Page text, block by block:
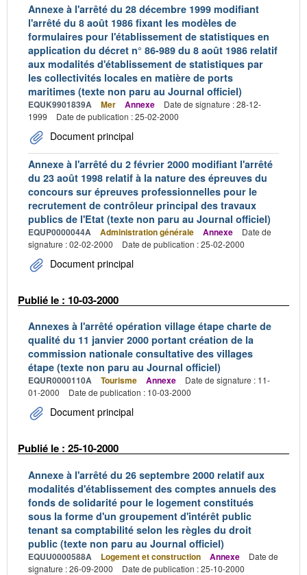
Annexe à l'arrêté du 28 décembre 1999 modifiant
l'arrêté du 8 août 1986 fixant les modèles de
formulaires pour l'établissement de statistiques en
application du décret n° 86-989 du 8 août 1986 relatif
aux modalités d'établissement de statistiques par
les collectivités locales en matière de ports
maritimes (texte non paru au Journal officiel)
EQUK9901839A Mer Annexe
Date de signature : 28-12-
1999
Date de publication : 25-02-2000
Document principal
Annexe à l'arrêté du 2 février 2000 modifiant l'arrêté
du 23 août 1998 relatif à la nature des épreuves du
concours sur épreuves professionnelles pour le
recrutement de contrôleur principal des travaux
publics de l'Etat (texte non paru au Journal officiel)
EQUP0000044A Administration générale Annexe
Date de
signature : 02-02-2000
Date de publication : 25-02-2000
Document principal
Publié le : 10-03-2000
Annexes à l'arrêté opération village étape charte de
qualité du 11 janvier 2000 portant création de la
commission nationale consultative des villages
étape (texte non paru au Journal officiel)
EQUR0000110A Tourisme Annexe
Date de signature : 11-
01-2000
Date de publication : 10-03-2000
Document principal
Publié le : 25-10-2000
Annexe à l'arrêté du 26 septembre 2000 relatif aux
modalités d'établissement des comptes annuels des
fonds de solidarité pour le logement constitués
sous la forme d'un groupement d'intérêt public
tenant sa comptabilité selon les règles du droit
public (texte non paru au Journal officiel)
EQUU0000588A Logement et construction Annexe
Date de
signature : 26-09-2000
Date de publication : 25-10-2000